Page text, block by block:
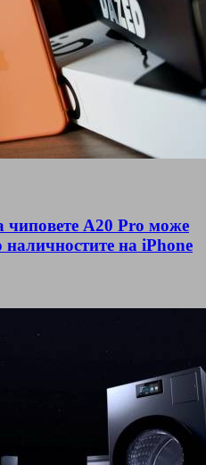
чиповете A20 Pro може
наличностите на iPhone